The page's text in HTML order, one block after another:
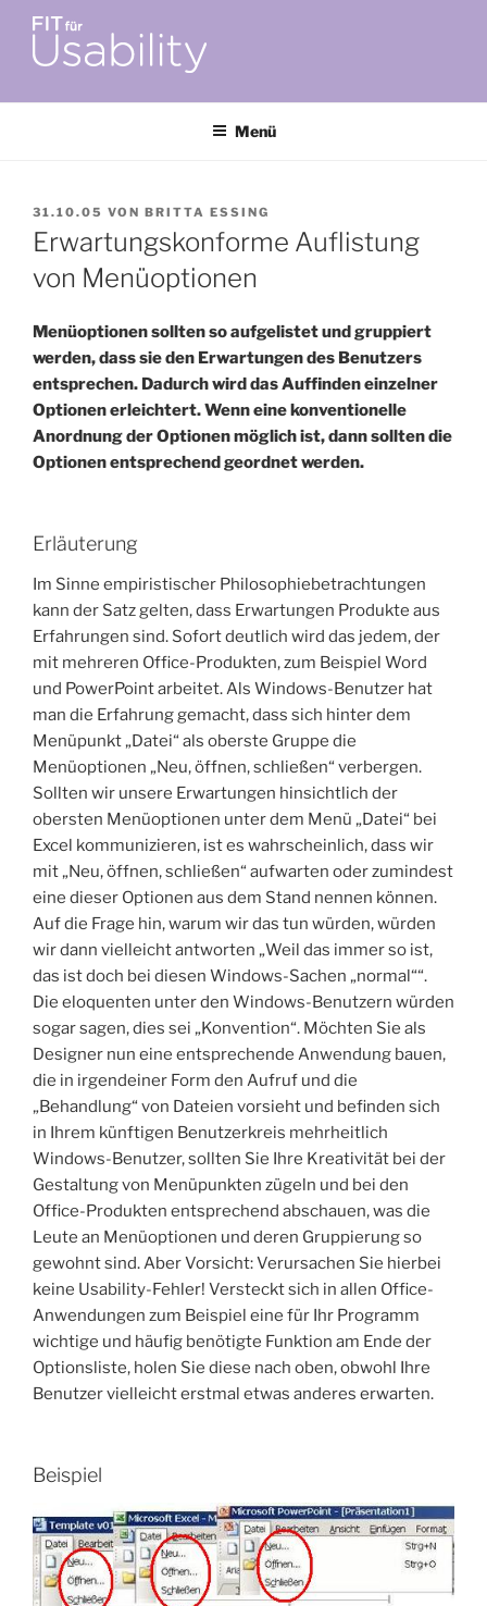
Zum
Inhalt
springen
FIT FÜR USABILITY
Menü
VERÖFFENTLICHT
AM
31.10.05 VON BRITTA ESSING
Erwartungskonforme Auflistung
von Menüoptionen
Menüoptionen sollten so aufgelistet und gruppiert
werden, dass sie den Erwartungen des Benutzers
entsprechen. Dadurch wird das Auffinden einzelner
Optionen erleichtert.Wenn eine konventionelle
Anordnung der Optionen möglich ist, dann sollten die
Optionen entsprechend geordnet werden.
Erläuterung
Im Sinne empiristischer Philosophiebetrachtungen
kann der Satz gelten, dass Erwartungen Produkte aus
Erfahrungen sind. Sofort deutlich wird das jedem, der
mit mehreren Office-Produkten, zum Beispiel Word
und PowerPoint arbeitet. Als Windows-Benutzer hat
man die Erfahrung gemacht, dass sich hinter dem
Menüpunkt „Datei“ als oberste Gruppe die
Menüoptionen „Neu, öffnen, schließen“ verbergen.
Sollten wir unsere Erwartungen hinsichtlich der
obersten Menüoptionen unter dem Menü „Datei“ bei
Excel kommunizieren, ist es wahrscheinlich, dass wir
mit „Neu, öffnen, schließen“ aufwarten oder zumindest
eine dieser Optionen aus dem Stand nennen können.
Auf die Frage hin, warum wir das tun würden, würden
wir dann vielleicht antworten „Weil das immer so ist,
das ist doch bei diesen Windows-Sachen „normal““.
Die eloquenten unter den Windows-Benutzern würden
sogar sagen, dies sei „Konvention“. Möchten Sie als
Designer nun eine entsprechende Anwendung bauen,
die in irgendeiner Form den Aufruf und die
„Behandlung“ von Dateien vorsieht und befinden sich
in Ihrem künftigen Benutzerkreis mehrheitlich
Windows-Benutzer, sollten Sie Ihre Kreativität bei der
Gestaltung von Menüpunkten zügeln und bei den
Office-Produkten entsprechend abschauen, was die
Leute an Menüoptionen und deren Gruppierung so
gewohnt sind. Aber Vorsicht: Verursachen Sie hierbei
keine Usability-Fehler! Versteckt sich in allen Office-
Anwendungen zum Beispiel eine für Ihr Programm
wichtige und häufig benötigte Funktion am Ende der
Optionsliste, holen Sie diese nach oben, obwohl Ihre
Benutzer vielleicht erstmal etwas anderes erwarten.
Beispiel